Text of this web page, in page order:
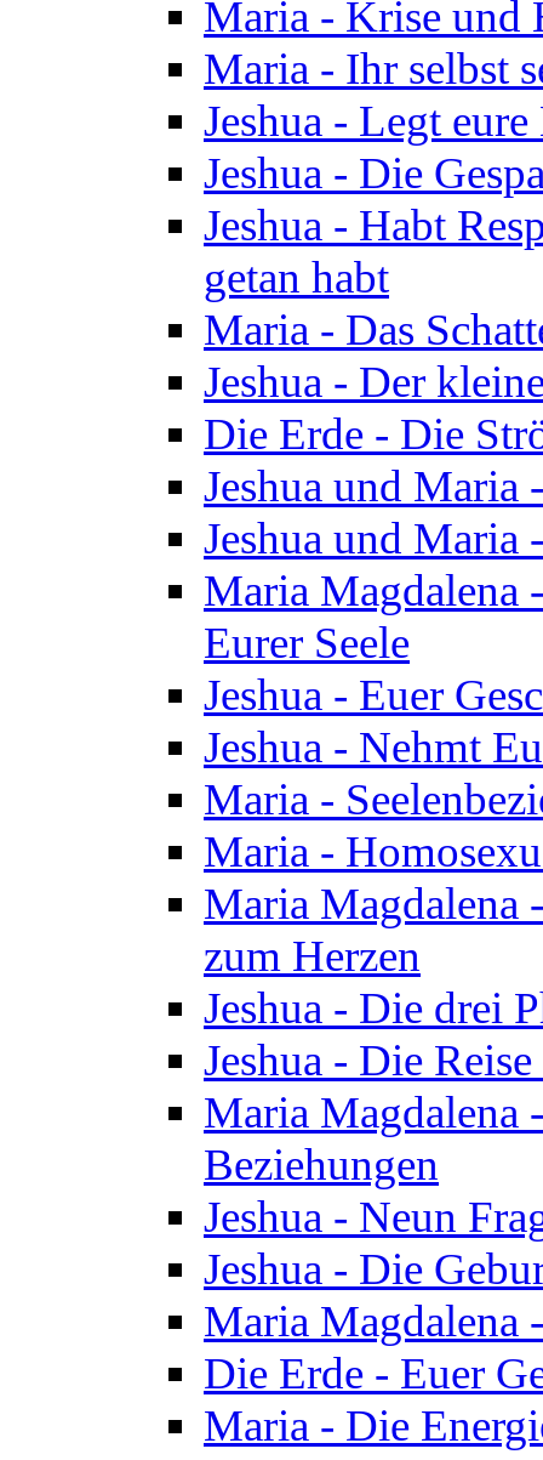
Maria - Krise und
Maria - Ihr selbst
Jeshua - Legt
Jeshua - Die
Jeshua - Habt
getan habt
Maria - Das
Jeshua - Der
Die Erde - Die
Jeshua und Maria
Jeshua und Maria
Maria Magdalena
Eurer Seele
Jeshua - Euer
Jeshua - Nehmt
Maria -
Maria -
Maria Magdalena
zum Herzen
Jeshua - Die drei
Jeshua - Die
Maria Magdalena
Beziehungen
Jeshua - Neun
Jeshua - Die
Maria Magdalena
Die Erde - Euer
Maria - Die